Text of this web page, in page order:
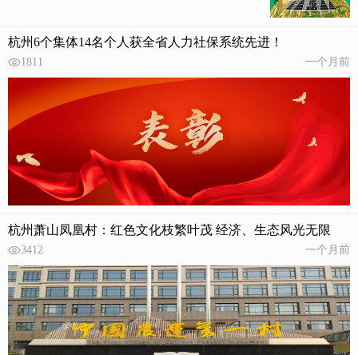
杭州6个集体14名个人获全省人力社保系统先进！
1811 一个月前
杭州萧山凤凰村：红色文化枝繁叶茂 经济、生态风光无限
3412 一个月前